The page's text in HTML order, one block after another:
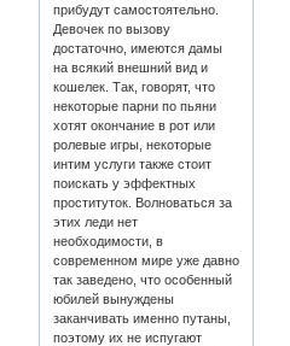
прибудут самостоятельно.
Девочек по вызову
достаточно, имеются дамы
на всякий внешний вид и
кошелек. Так, говорят, что
некоторые парни по пьяни
хотят окончание в рот или
ролевые игры, некоторые
интим услуги также стоит
поискать у эффектных
проституток. Волноваться за
этих леди нет
необходимости, в
современном мире уже давно
так заведено, что особенный
юбилей вынуждены
заканчивать именно путаны,
поэтому их не испугают